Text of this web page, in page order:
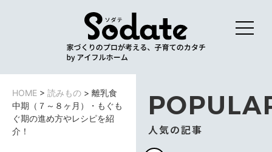
HOME > 読みもの > 離乳食
中期（７～８ヶ月）・もぐも
ぐ期の進め方やレシピを紹
介！
人気の記事